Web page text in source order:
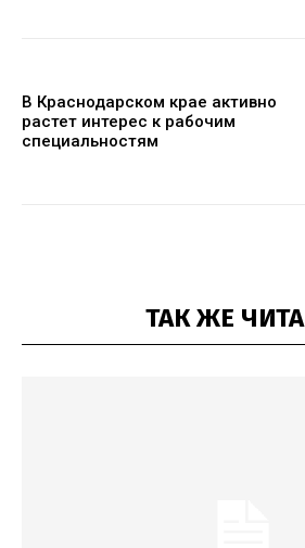
В Краснодарском крае активно
растет интерес к рабочим
специальностям
ТАК ЖЕ